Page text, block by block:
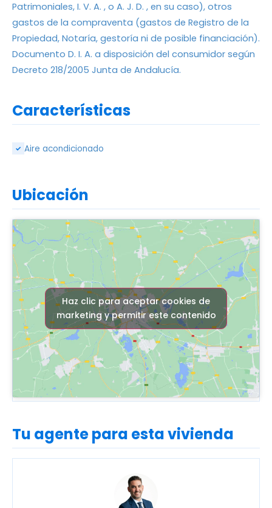
Patrimoniales, I. V. A. , o A. J. D. , en su caso), otros
gastos de la compraventa (gastos de Registro de la
Propiedad, Notaría, gestoría ni de posible financiación).
Documento D. I. A. a disposición del consumidor según
Decreto 218/2005 Junta de Andalucía.
Características
✓ Aire acondicionado
Ubicación
Haz clic para aceptar cookies de
marketing y permitir este contenido
Tu agente para esta vivienda